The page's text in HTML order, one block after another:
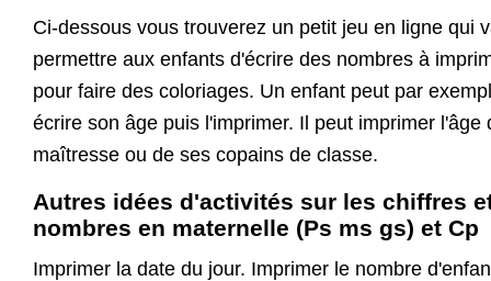
Ci-dessous vous trouverez un petit jeu en ligne qui
permettre aux enfants d'écrire des nombres à
pour faire des coloriages. Un enfant peut par
écrire son âge puis l'imprimer. Il peut imprimer l'âge
maîtresse ou de ses copains de classe.
Autres idées d'activités sur les chiffres
nombres en maternelle (Ps ms gs) et Cp
Imprimer la date du jour. Imprimer le nombre